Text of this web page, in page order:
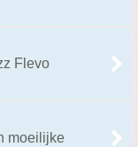
Flevo
moeilijke